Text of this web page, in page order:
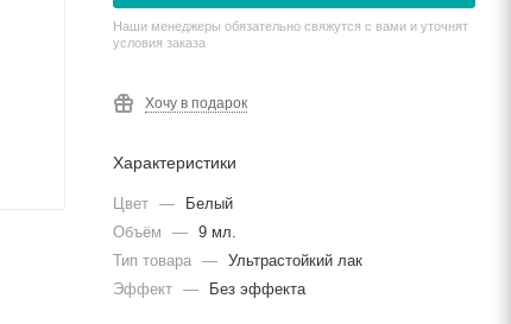
Наши менеджеры обязательно свяжутся с вами и уточнят
условия заказа
Хочу в подарок
Характеристики
Цвет —
Белый
Объём
— 9 мл.
Тип товара — Ультрастойкий лак
Эффект — Без эффекта